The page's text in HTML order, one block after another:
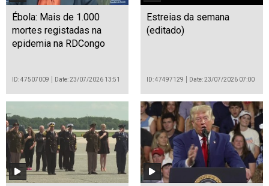
Ébola: Mais de 1.000
mortes registadas na
epidemia na RDCongo
ID: 47507009 Date: 23/07/2026 13:51
Estreias da semana
(editado)
ID: 47497129 Date: 23/07/2026 07:00